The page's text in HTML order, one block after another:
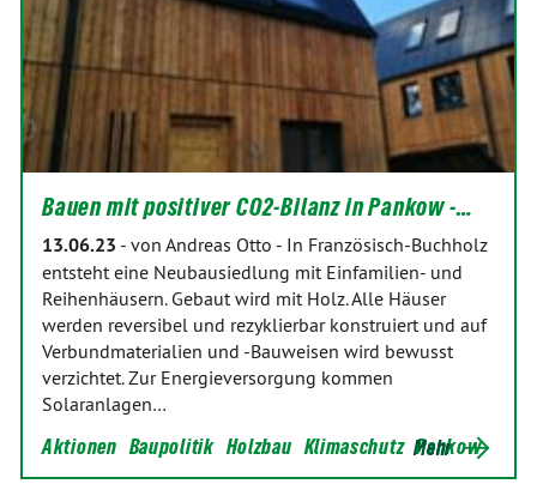
Bauen mit positiver CO2-Bilanz in Pankow -…
13.06.23 - von Andreas Otto - In Französisch-Buchholz
entsteht eine Neubausiedlung mit Einfamilien- und
Reihenhäusern. Gebaut wird mit Holz. Alle Häuser
werden reversibel und rezyklierbar konstruiert und auf
Verbundmaterialien und -Bauweisen wird bewusst
verzichtet. Zur Energieversorgung kommen
Solaranlagen…
Aktionen Baupolitik Holzbau Klimaschutz Pankow
Mehr